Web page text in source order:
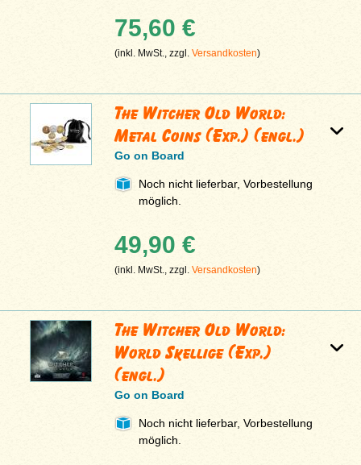
75,60 €
(inkl. MwSt., zzgl.Versandkosten)
The Witcher Old World:
Metal Coins (Exp.) (engl.)
Go on Board
Noch nicht lieferbar, Vorbestellung
möglich.
49,90 €
(inkl. MwSt., zzgl.Versandkosten)
The Witcher Old World:
World Skellige (Exp.)
(engl.)
Go on Board
Noch nicht lieferbar, Vorbestellung
möglich.